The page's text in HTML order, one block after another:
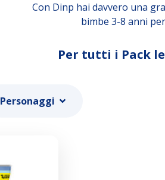
Con Dinp hai davvero una
bimbe 3-8 anni
Per tutti i Pack
Personaggi